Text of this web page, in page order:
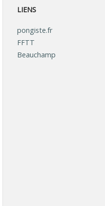
LIENS
pongiste.fr
FFTT
Beauchamp